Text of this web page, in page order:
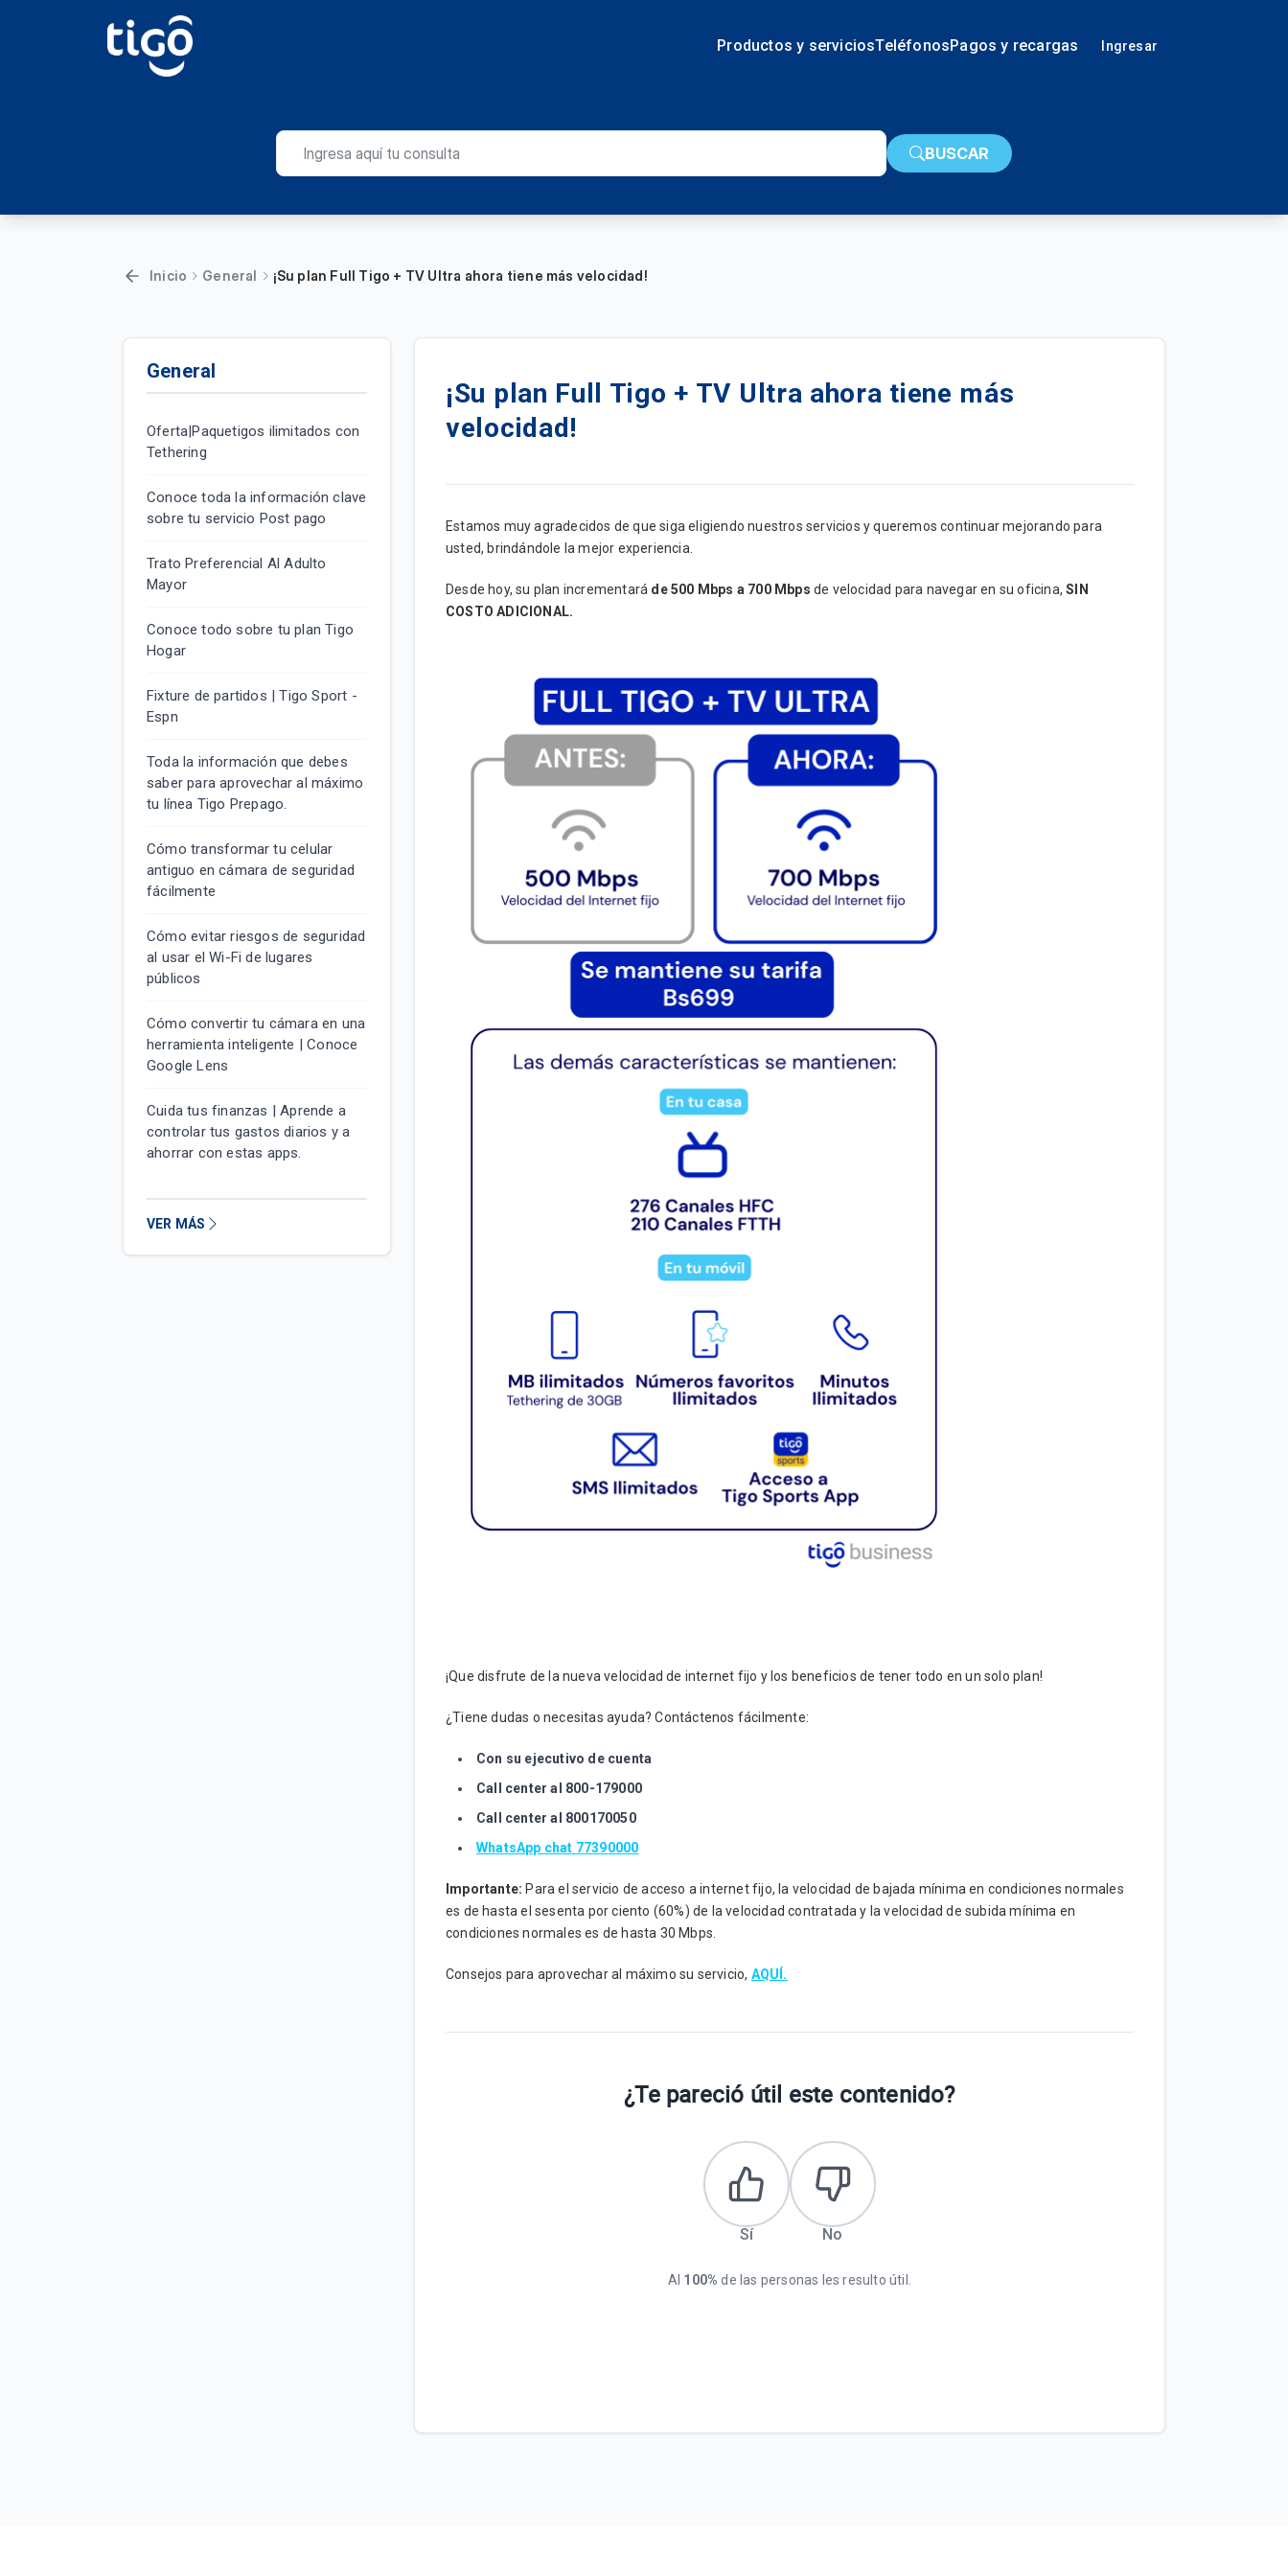
Productos y serviciosTeléfonosPagos y recargas Ingresar
BUSCAR
Inicio General ¡Su plan Full Tigo + TV Ultra ahora tiene más velocidad!
General
Oferta|Paquetigos ilimitados con
Tethering
Conoce toda la información clave
sobre tu servicio Post pago
Trato Preferencial Al Adulto
Mayor
Conoce todo sobre tu plan Tigo
Hogar
Fixture de partidos | Tigo Sport -
Espn
Toda la información que debes
saber para aprovechar al máximo
tu línea Tigo Prepago.
Cómo transformar tu celular
antiguo en cámara de seguridad
fácilmente
Cómo evitar riesgos de seguridad
al usar el Wi-Fi de lugares
públicos
Cómo convertir tu cámara en una
herramienta inteligente | Conoce
Google Lens
Cuida tus finanzas | Aprende a
controlar tus gastos diarios y a
ahorrar con estas apps.
VER MÁS
¡Su plan Full Tigo + TV Ultra ahora tiene más
velocidad!
Estamos muy agradecidos de que siga eligiendo nuestros servicios y queremos continuar mejorando para
usted, brindándole la mejor experiencia.
Desde hoy, su plan incrementará de 500 Mbps a 700 Mbpsde velocidad para navegar en su oficina, SIN
COSTO ADICIONAL.
¡Que disfrute de la nueva velocidad de internet fijo y los beneficios de tener todo en un solo plan!
¿Tiene dudas o necesitas ayuda? Contáctenos fácilmente:
Con su ejecutivo de cuenta
Call center al 800-179000
Call center al 800170050
WhatsApp chat 77390000
Importante: Para el servicio de acceso a internet fijo, la velocidad de bajada mínima en condiciones normales
es de hasta el sesenta por ciento (60%) de la velocidad contratada y la velocidad de subida mínima en
condiciones normales es de hasta 30 Mbps.
Consejos para aprovechar al máximo su servicio, AQUÍ.
¿Te pareció útil este contenido?
Sí No
Al 100% de las personas les resulto útil.